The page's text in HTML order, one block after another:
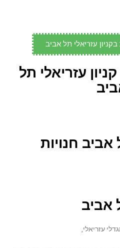
בקניון עזריאלי תל אביב
עזריאלי תל
אביב חנויות
אביב
עזריאלי,